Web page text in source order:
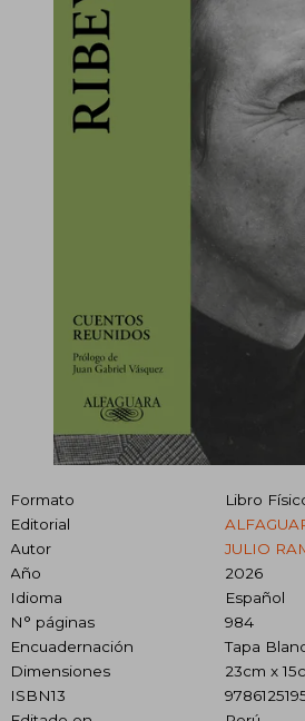
Formato
Libro
Editorial
Autor
JULIO
Año
2026
Idioma
Español
N° páginas
984
Encuadernación
Tapa
Dimensiones
23cm x
ISBN13